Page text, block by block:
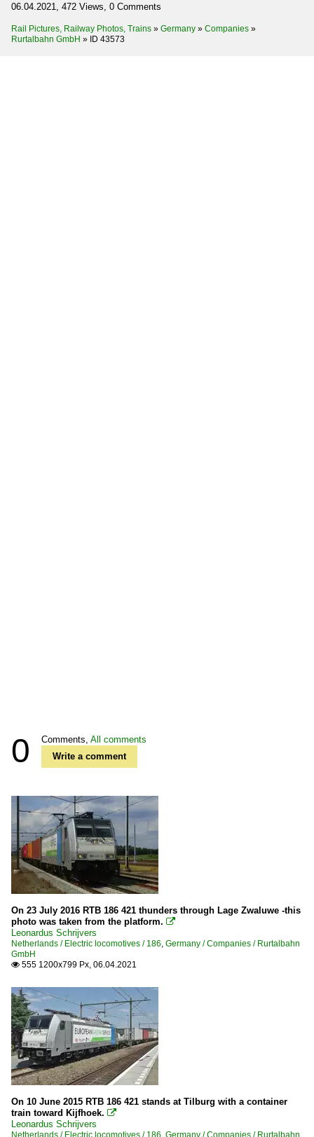
06.04.2021, 472 Views, 0 Comments
Rail Pictures, Railway Photos, Trains » Germany » Companies »
Rurtalbahn GmbH » ID 43573
0 Comments, All comments
Write a comment
On 23 July 2016 RTB 186 421 thunders through Lage Zwaluwe -this
photo was taken from the platform. 
Leonardus Schrijvers
Netherlands / Electric locomotives / 186, Germany / Companies / Rurtalbahn
GmbH
 555 1200x799 Px, 06.04.2021
On 10 June 2015 RTB 186 421 stands at Tilburg with a container
train toward Kijfhoek. 
Leonardus Schrijvers
Netherlands / Electric locomotives / 186 Germany / Companies / Rurtalbahn